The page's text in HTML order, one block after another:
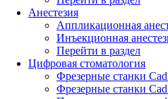
Анестезия
Аппликационная
Инъекционная
Перейти в раздел
Цифровая стоматология
Фрезерные станки
Фрезерные станки